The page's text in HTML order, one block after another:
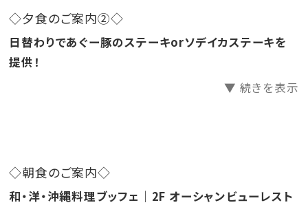
※8/7（金）は、台風接近に伴い臨時休業となります。
※休業日につきましは、店舗の状況により
します。
◇夕食のご案内②◇
日替わりであぐー豚のステーキorソデイカステーキを
提供！
▼ 続きを表示
◇朝食のご案内◇
和・洋・沖縄料理ブッフェ｜2F オーシャンビューレスト